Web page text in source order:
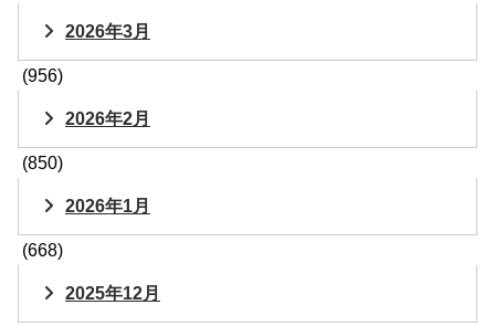
2026年3月
(956)
2026年2月
(850)
2026年1月
(668)
2025年12月